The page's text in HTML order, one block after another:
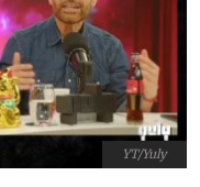
YT/Yuly